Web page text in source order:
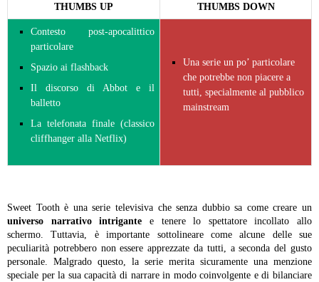
THUMBS UP THUMBS DOWN
Contesto post-apocalittico
particolare
Spazio ai flashback
Il discorso di Abbot e il
balletto
La telefonata finale (classico
cliffhanger alla Netflix)
Una serie un po’ particolare
che potrebbe non piacere a
tutti, specialmente al pubblico
mainstream
Sweet Tooth è una serie televisiva che senza dubbio sa come creare un
universo narrativo intrigante e tenere lo spettatore incollato allo
schermo. Tuttavia, è importante sottolineare come alcune delle sue
peculiarità potrebbero non essere apprezzate da tutti, a seconda del gusto
personale. Malgrado questo, la serie merita sicuramente una menzione
speciale per la sua capacità di narrare in modo coinvolgente e di bilanciare